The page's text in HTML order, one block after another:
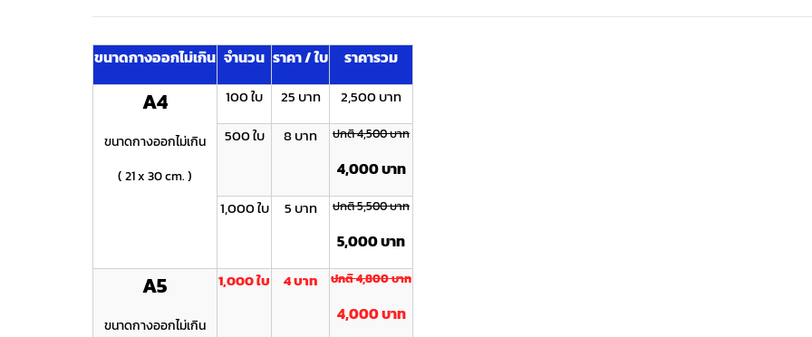
ขนาดกางออกไม่เกิน จำนวน ราคา / ใบ ราคารวม
A4
ขนาดกางออกไม่เกิน
( 21 x 30 cm. )
100 ใบ 25 บาท
2,500 บาท
500 ใบ
8 บาท ปกติ 4,500 บาท
4,000 บาท
1,000 ใบ 5 บาท ปกติ 5,500 บาท
5,000 บาท
A5
ขนาดกางออกไม่เกิน
1,000 ใบ 4 บาท ปกติ 4 ,800 บาท
4 ,000 บาท